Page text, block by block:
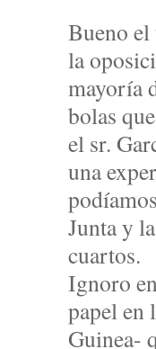
Bueno el
la
mayoría
bolas
el sr.
una
Junta y
cuartos.
Ignoro
papel
Guinea-